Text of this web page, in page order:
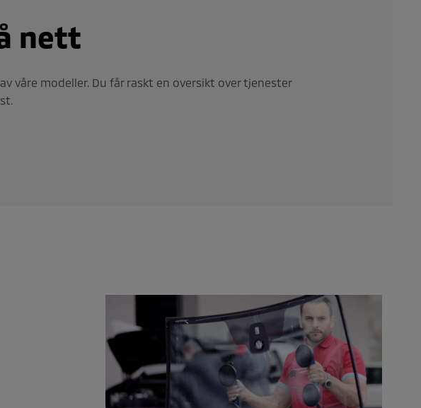
nett
våre modeller. Du får raskt en oversikt over tjenester